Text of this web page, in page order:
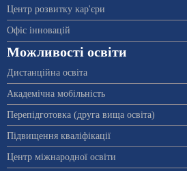
Центр розвитку кар'єри
Офіс інновацій
Можливості освіти
Дистанційна освіта
Академічна мобільність
Перепідготовка (друга вища освіта)
Підвищення кваліфікації
Центр міжнародної освіти